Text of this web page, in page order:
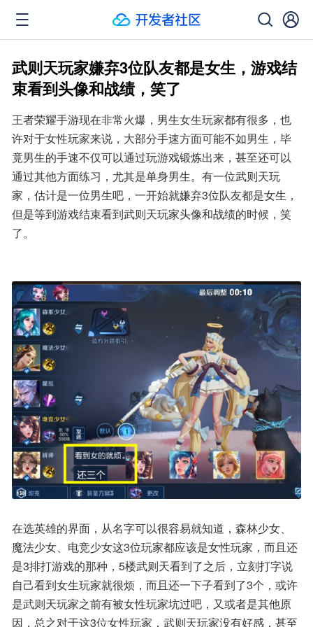
武则天玩家嫌弃3位队友都是女生，游戏结
束看到头像和战绩，笑了
王者荣耀手游现在非常火爆，男生女生玩家都有很多，也
许对于女性玩家来说，大部分手速方面可能不如男生，毕
竟男生的手速不仅可以通过玩游戏锻炼出来，甚至还可以
通过其他方面练习，尤其是单身男生。有一位武则天玩
家，估计是一位男生吧，一开始就嫌弃3位队友都是女生，
但是等到游戏结束看到武则天玩家头像和战绩的时候，笑
了。
在选英雄的界面，从名字可以很容易就知道，森林少女、
魔法少女、电竞少女这3位玩家都应该是女性玩家，而且还
是3排打游戏的那种，5楼武则天看到了之后，立刻打字说
自己看到女生玩家就很烦，而且还一下子看到了3个，或许
是武则天玩家之前有被女性玩家坑过吧，又或者是其他原
因，总之对于这3位女性玩家，武则天玩家没有好感，甚至